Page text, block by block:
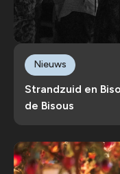
Strandzuid en
de Bisous
Nieuws